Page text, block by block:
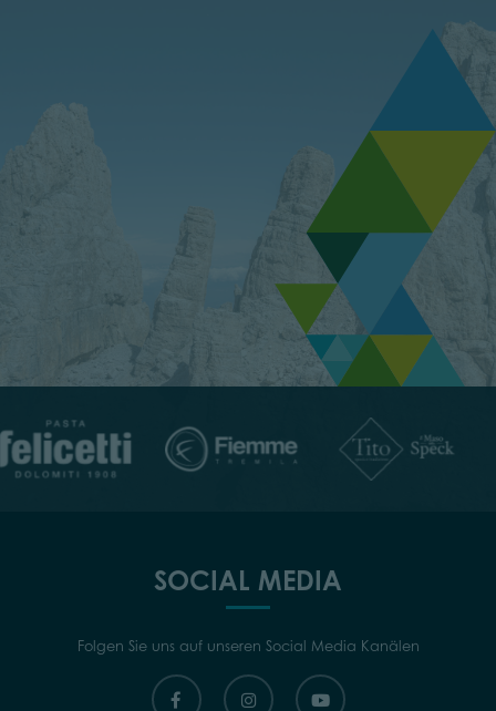
SOCIAL MEDIA
Folgen Sie uns auf unseren Social Media Kanälen